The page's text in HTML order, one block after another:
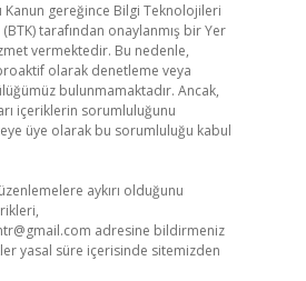
Kanun gereğince Bilgi Teknolojileri
tarafından onaylanmış bir Yer
vermektedir. Bu nedenle,
olarak denetleme veya
bulunmamaktadır. Ancak,
içeriklerin sorumluluğunu
üye olarak bu sorumluluğu kabul
aykırı olduğunu
adresine bildirmeniz
yasal süre içerisinde sitemizden